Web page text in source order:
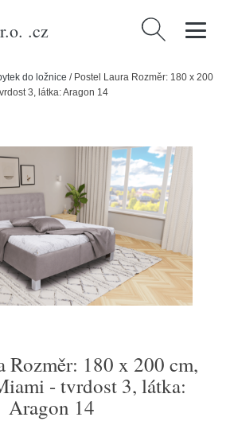
.cz Vyhledávání
do ložnice / Postel Laura Rozměr: 180 x 200
3, látka: Aragon 14
Rozměr: 180 x 200 cm,
- tvrdost 3, látka:
Aragon 14